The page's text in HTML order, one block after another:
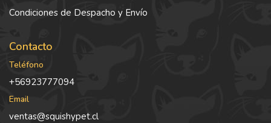
Condiciones de Despacho y Envío
Contacto
Teléfono
+56923777094
Email
ventas@squishypet.cl